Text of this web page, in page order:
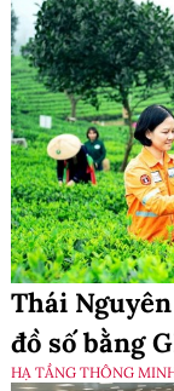
Thái
đồ số bằng
HẠ TẦNG THÔNG